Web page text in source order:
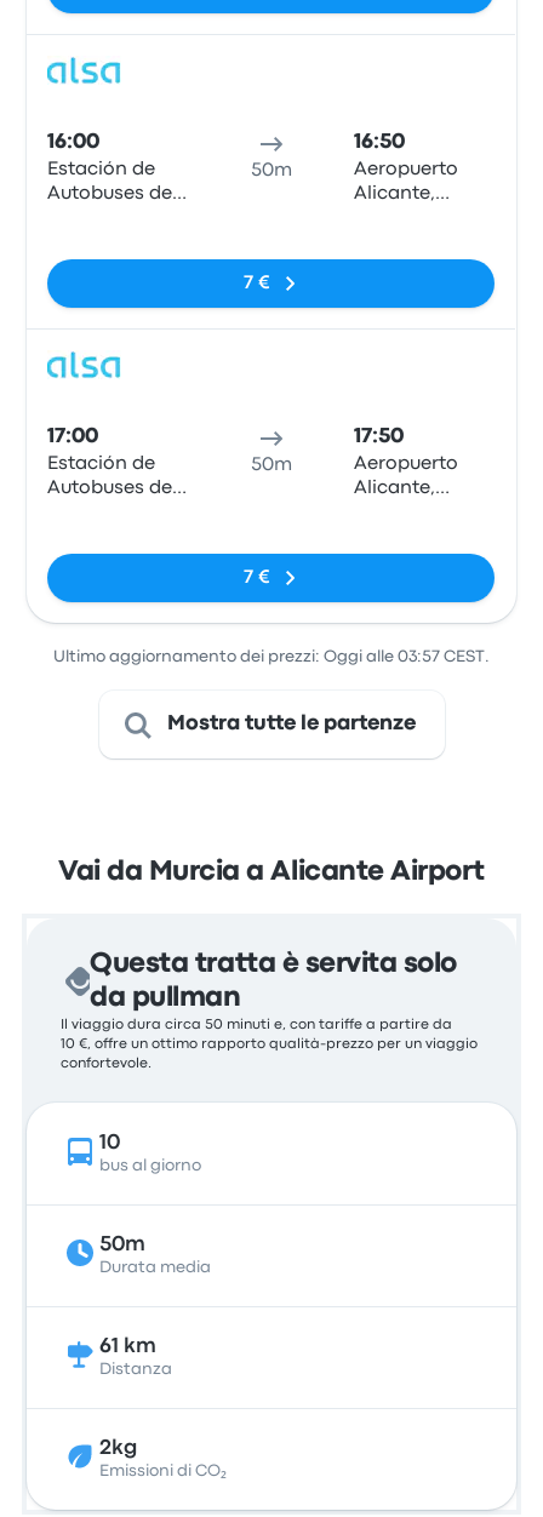
16:00
Estación de
Autobuses de
50m
16:50
Aeropuerto
Alicante,
7 €
17:00
Estación de
Autobuses de
50m
17:50
Aeropuerto
Alicante,
7 €
Ultimo aggiornamento dei prezzi: Oggi alle 03:57 CEST.
Mostra tutte le partenze
Vai da Murcia a Alicante Airport
Questa tratta è servita solo
da pullman
Il viaggio dura circa 50 minuti e, con tariffe a partire da
10 €, offre un ottimo rapporto qualità-prezzo per un viaggio
confortevole.
10
bus al giorno
50m
Durata media
61 km
Distanza
2kg
Emissioni di CO₂